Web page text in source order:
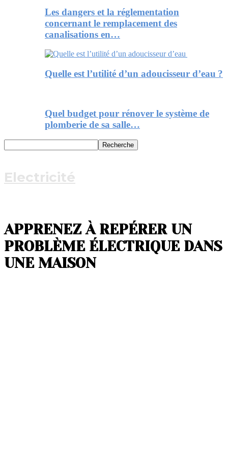
Les dangers et la réglementation
concernant le remplacement des
canalisations en…
Quelle est l’utilité d’un adoucisseur d’eau ?
Quel budget pour rénover le système de
plomberie de sa salle…
Electricité
APPRENEZ À REPÉRER UN
PROBLÈME ÉLECTRIQUE DANS
UNE MAISON